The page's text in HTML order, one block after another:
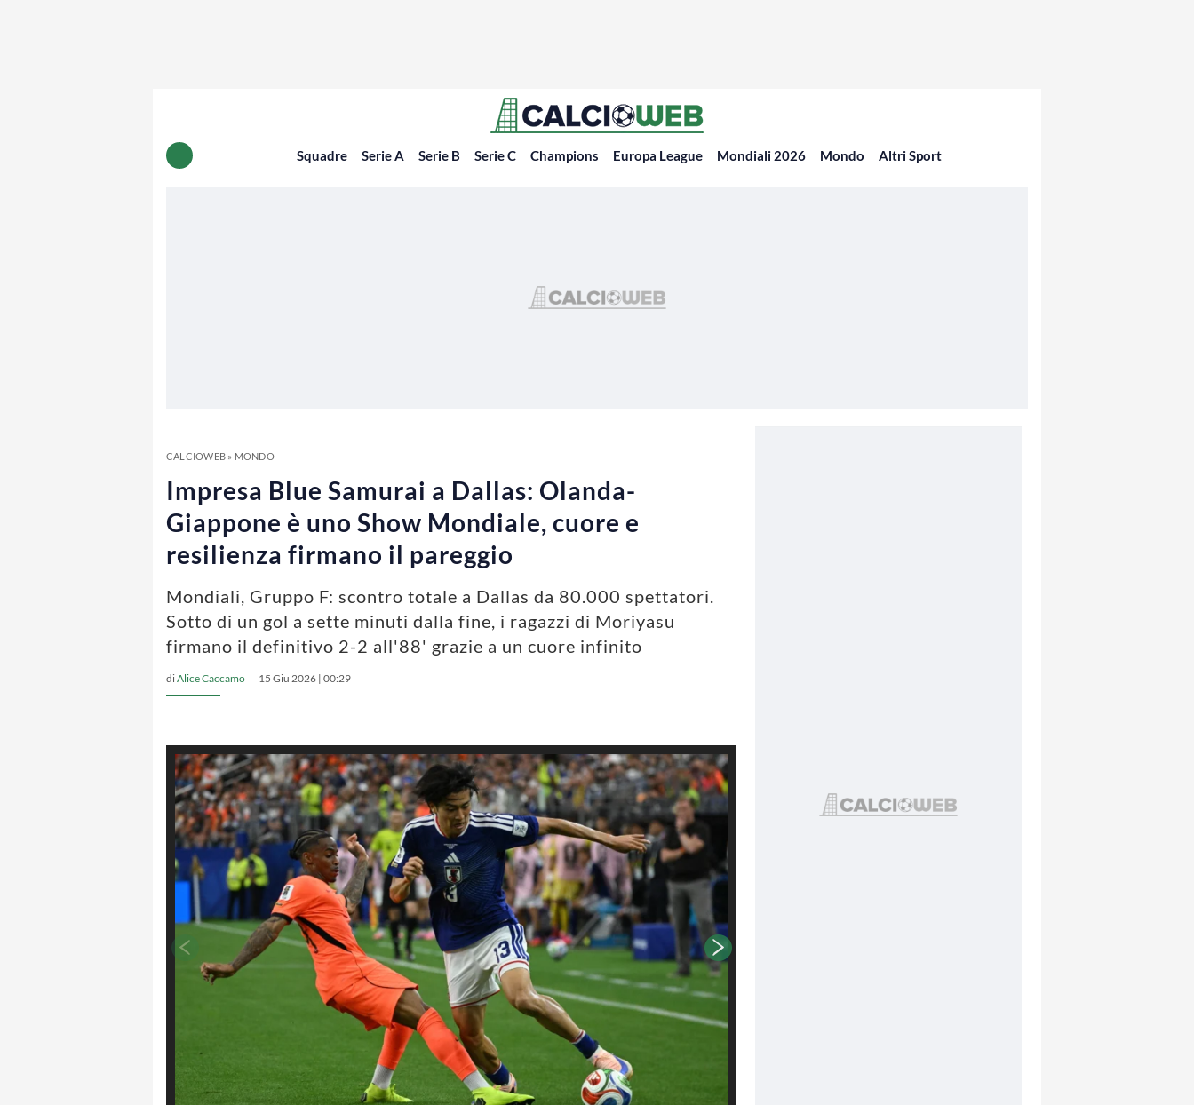
Squadre Serie A Serie B Serie C Champions Europa League Mondiali 2026 Mondo Altri Sport
CALCIOWEB» MONDO
Impresa Blue Samurai a Dallas: Olanda-
Giappone è uno Show Mondiale, cuore e
resilienza firmano il pareggio
Mondiali, Gruppo F: scontro totale a Dallas da 80.000 spettatori.
Sotto di un gol a sette minuti dalla fine, i ragazzi di Moriyasu
firmano il definitivo 2-2 all'88' grazie a un cuore infinito
diAlice Caccamo 15 Giu 2026 | 00:29